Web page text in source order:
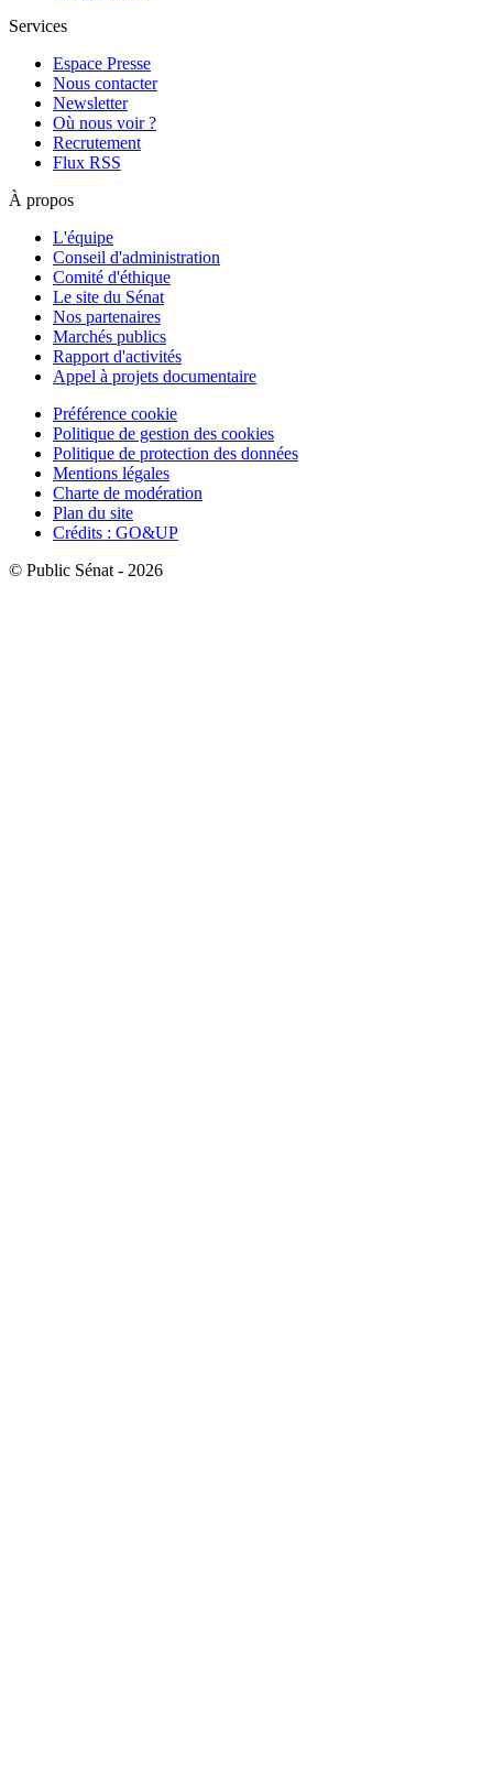
Services
Espace Presse
Nous contacter
Newsletter
Où nous voir ?
Recrutement
Flux RSS
À propos
L'équipe
Conseil d'administration
Comité d'éthique
Le site du Sénat
Nos partenaires
Marchés publics
Rapport d'activités
Appel à projets documentaire
Préférence cookie
Politique de gestion des cookies
Politique de protection des données
Mentions légales
Charte de modération
Plan du site
Crédits : GO&UP
© Public Sénat - 2026